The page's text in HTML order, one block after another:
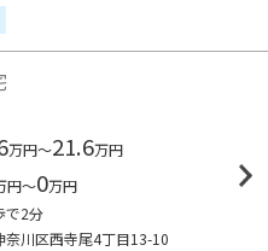
万円～21.6万円
円～0万円
で2分
奈川区西寺尾4丁目13-10